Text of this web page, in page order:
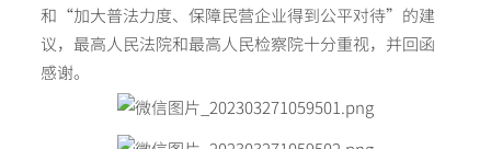
和“加大普法力度、保障民营企业得到公平对待”的建
议，最高人民法院和最高人民检察院十分重视，并回函
感谢。